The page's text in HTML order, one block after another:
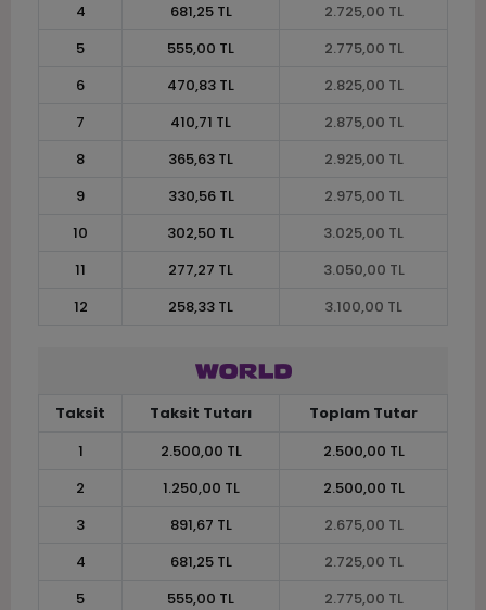
4
681,25 TL
2.725,00 TL
5
555,00 TL
2.775,00 TL
6
470,83 TL
2.825,00 TL
7
410,71 TL
2.875,00 TL
8
365,63 TL
2.925,00 TL
9
330,56 TL
2.975,00 TL
10
302,50 TL
3.025,00 TL
11
277,27 TL
3.050,00 TL
12
258,33 TL 3.100,00 TL
Taksit Taksit Tutarı
Toplam Tutar
1
2.500,00 TL
2.500,00 TL
2
1.250,00 TL
2.500,00 TL
3
891,67 TL
2.675,00 TL
4
681,25 TL
2.725,00 TL
5
555,00 TL
2.775,00 TL